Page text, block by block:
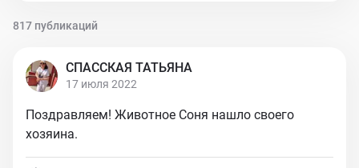
817 публикаций
СПАССКАЯ ТАТЬЯНА
17 июля 2022
Поздравляем! Животное Соня нашло своего
хозяина.